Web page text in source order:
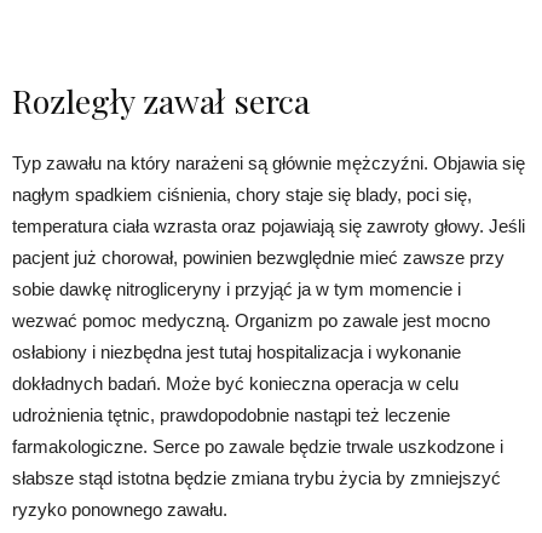
Rozległy zawał serca
Typ zawału na który narażeni są głównie mężczyźni. Objawia się
nagłym spadkiem ciśnienia, chory staje się blady, poci się,
temperatura ciała wzrasta oraz pojawiają się zawroty głowy. Jeśli
pacjent już chorował, powinien bezwględnie mieć zawsze przy
sobie dawkę nitrogliceryny i przyjąć ja w tym momencie i
wezwać pomoc medyczną. Organizm po zawale jest mocno
osłabiony i niezbędna jest tutaj hospitalizacja i wykonanie
dokładnych badań. Może być konieczna operacja w celu
udrożnienia tętnic, prawdopodobnie nastąpi też leczenie
farmakologiczne. Serce po zawale będzie trwale uszkodzone i
słabsze stąd istotna będzie zmiana trybu życia by zmniejszyć
ryzyko ponownego zawału.